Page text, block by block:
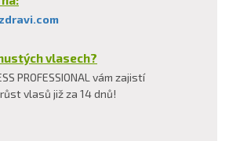
vlasech?
PROFESSIONAL vám zajistí
vlasů již za 14 dnů!